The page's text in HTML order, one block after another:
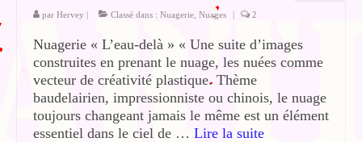
par Hervey | Classé dans : Nuagerie Nuages | 2
Nuagerie « L’eau-delà » « Une suite d’images
construites en prenant le nuage, les nuées comme
vecteur de créativité plastique. Thème
baudelairien, impressionniste ou chinois, le nuage
toujours changeant jamais le même est un élément
essentiel dans le ciel de … Lire la suite­­